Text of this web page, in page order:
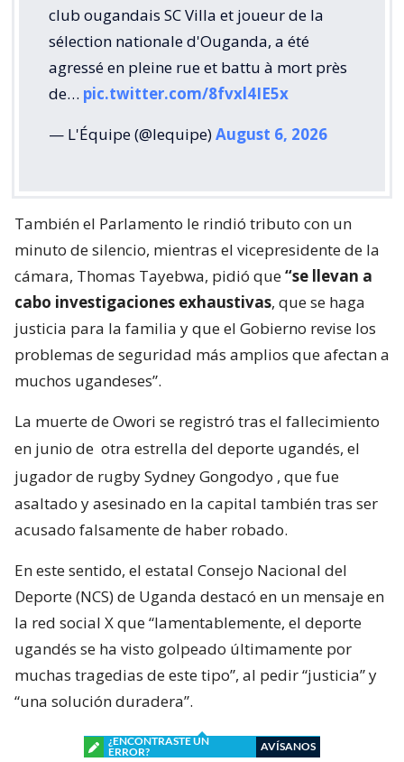
club ougandais SC Villa et joueur de la
sélection nationale d'Ouganda, a été
agressé en pleine rue et battu à mort près
de… pic.twitter.com/8fvxl4IE5x
— L'Équipe (@lequipe)August 6, 2026
También el Parlamento le rindió tributo con un
minuto de silencio, mientras el vicepresidente de la
cámara, Thomas Tayebwa, pidió que“se llevan a
cabo investigaciones exhaustivas, que se haga
justicia para la familia y que el Gobierno revise los
problemas de seguridad más amplios que afectan a
muchos ugandeses”.
La muerte de Owori se registró tras el fallecimiento
en junio de otra estrella del deporte ugandés, el
jugador de rugby Sydney Gongodyo , que fue
asaltado y asesinado en la capital también tras ser
acusado falsamente de haber robado.
En este sentido, el estatal Consejo Nacional del
Deporte (NCS) de Uganda destacó en un mensaje en
la red social X que “lamentablemente, el deporte
ugandés se ha visto golpeado últimamente por
muchas tragedias de este tipo”, al pedir “justicia” y
“una solución duradera”.
¿ENCONTRASTE UN
ERROR?
AVÍSANOS